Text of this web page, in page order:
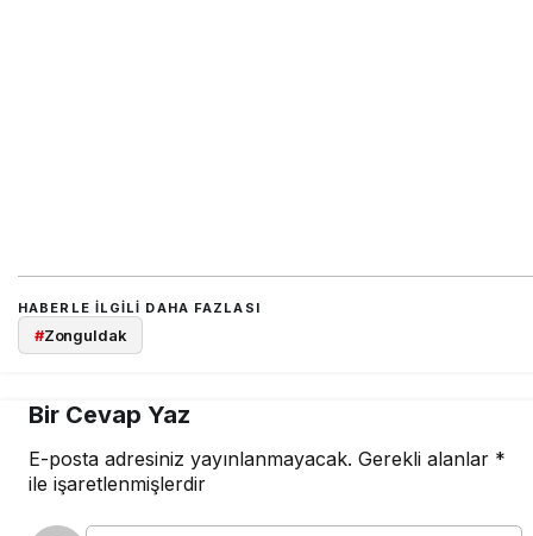
HABERLE ILGILI DAHA FAZLASI
#Zonguldak
Bir Cevap Yaz
E-posta adresiniz yayınlanmayacak. Gerekli alanlar *
ile işaretlenmişlerdir